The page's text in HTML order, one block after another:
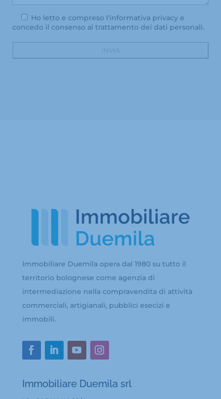
Ho letto e compreso l'informativa privacy e
concedo il consenso al trattamento dei dati personali.
Immobiliare Duemila opera dal 1980 su tutto il
territorio bolognese come agenzia di
intermediazione nella compravendita di attività
commerciali, artigianali, pubblici esecizi e
immobili.
Immobiliare Duemila srl